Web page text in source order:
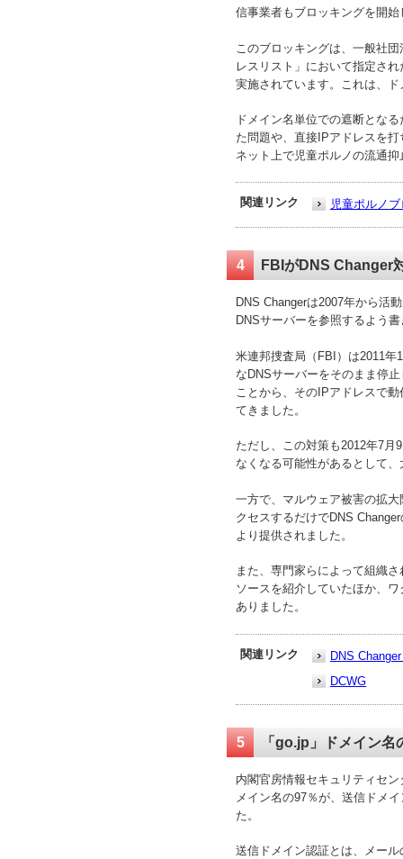
信事業者もブロッキングを開
このブロッキングは、一般社
レスリスト」において指定さ
実施されています。これは、
ドメイン名単位での遮断とな
た問題や、直接IPアドレスを
ネット上で児童ポルノの流通
関連リンク 児童ポルノ
4 FBIがDNS Changer
DNS Changerは2007年から活
DNSサーバーを参照するよう
米連邦捜査局（FBI）は2011年
なDNSサーバーをそのまま停
ことから、そのIPアドレスで
てきました。
ただし、この対策も2012年7月
なくなる可能性があるとして
一方で、マルウェア被害の拡
クセスするだけでDNS
より提供されました。
また、専門家らによって組織
ソースを紹介していたほか、
ありました。
関連リンク
DNS
DCWG
5 「go.jp」ドメイン
内閣官房情報セキュリティセ
メイン名の97％が、送信ドメ
た。
送信ドメイン認証とは、メー